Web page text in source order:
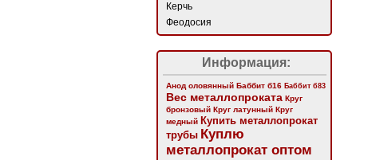
Керчь
Феодосия
Информация:
Анод оловянный Баббит б16 Баббит б83
Вес металлопроката Круг
бронзовый Круг латунный Круг
медный Купить металлопрокат
трубы Куплю
металлопрокат оптом